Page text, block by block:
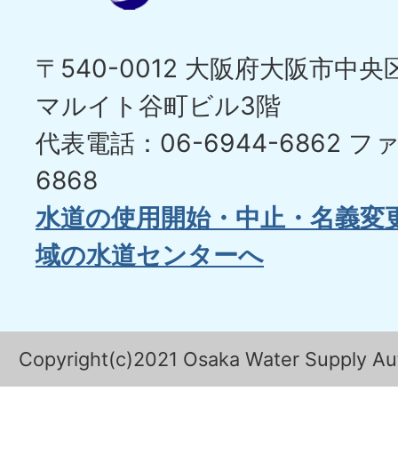
〒540-0012 大阪府大阪市中央
マルイト谷町ビル3階
代表電話：06-6944-6862 フ
6868
水道の使用開始・中止・名義変
域の水道センターへ
Copyright(c)2021 Osaka Water Supply